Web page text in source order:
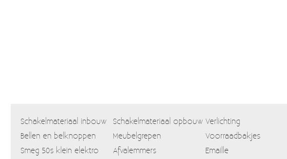
Schakelmateriaal inbouw Schakelmateriaal opbouw Verlichting
Bellen en belknoppen
Meubelgrepen Voorraadbakjes
Smeg 50s klein elektro
Afvalemmers Emaille